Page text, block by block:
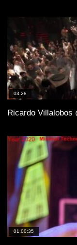
03:28
Ricardo Villalobos
01:00:35